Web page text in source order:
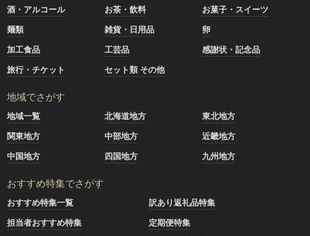
酒・アルコール
お茶・飲料
お菓子・スイーツ
麺類
雑貨・日用品
卵
加工食品
工芸品
感謝状・記念品
旅行・チケット
セット類 その他
地域でさがす
地域一覧 北海道地方
東北地方
関東地方
中部地方
近畿地方
中国地方
四国地方 九州地方
おすすめ特集でさがす
おすすめ特集一覧
訳あり返礼品特集
担当者おすすめ特集
定期便特集